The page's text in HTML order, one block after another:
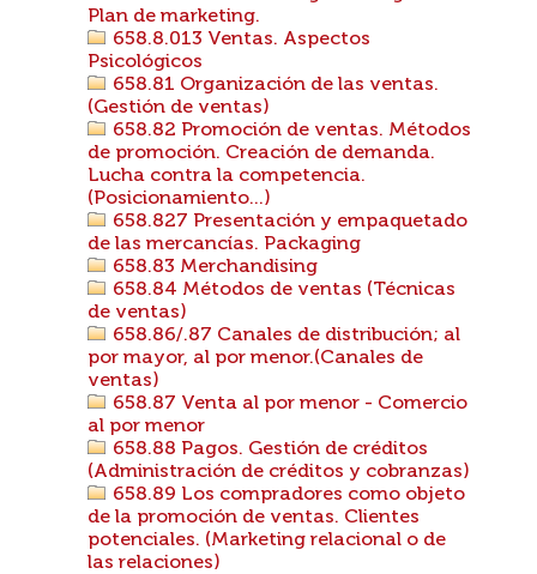
Plan de marketing.
658.8.013 Ventas. Aspectos
Psicológicos
658.81 Organización de las ventas.
(Gestión de ventas)
658.82 Promoción de ventas. Métodos
de promoción. Creación de demanda.
Lucha contra la competencia.
(Posicionamiento...)
658.827 Presentación y empaquetado
de las mercancías. Packaging
658.83 Merchandising
658.84 Métodos de ventas (Técnicas
de ventas)
658.86/.87 Canales de distribución; al
por mayor, al por menor.(Canales de
ventas)
658.87 Venta al por menor - Comercio
al por menor
658.88 Pagos. Gestión de créditos
(Administración de créditos y cobranzas)
658.89 Los compradores como objeto
de la promoción de ventas. Clientes
potenciales. (Marketing relacional o de
las relaciones)